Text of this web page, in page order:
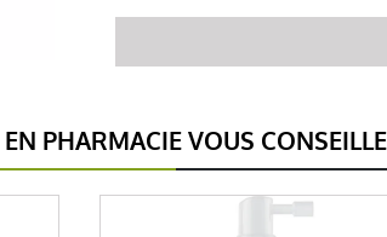
PHARMACIE VOUS